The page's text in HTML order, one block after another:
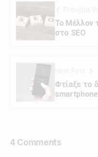
Previous
Το Μέλλον
στο SEO
Next Post
Φτίαξε το
smartphone
4 Comments